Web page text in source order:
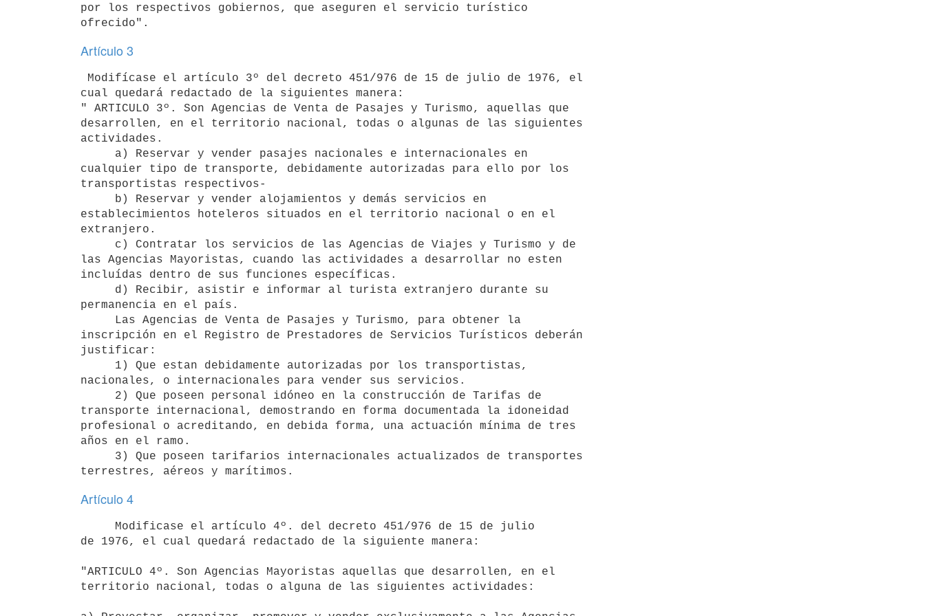
por los respectivos gobiernos, que aseguren el servicio turístico
Artículo 3
cual quedará redactado de la siguientes manera:
" ARTICULO 3º. Son Agencias de Venta de Pasajes y Turismo, aquellas que
desarrollen, en el territorio nacional, todas o algunas de las siguientes
actividades.
cualquier tipo de transporte, debidamente autorizadas para ello por los
transportistas respectivos-
establecimientos hoteleros situados en el territorio nacional o en el
extranjero.
las Agencias Mayoristas, cuando las actividades a desarrollar no esten
incluídas dentro de sus funciones específicas.
permanencia en el país.
inscripción en el Registro de Prestadores de Servicios Turísticos deberán
justificar:
nacionales, o internacionales para vender sus servicios.
transporte internacional, demostrando en forma documentada la idoneidad
profesional o acreditando, en debida forma, una actuación mínima de tres
años en el ramo.
Artículo 4
de 1976, el cual quedará redactado de la siguiente manera:
"ARTICULO 4º. Son Agencias Mayoristas aquellas que desarrollen, en el
territorio nacional, todas o alguna de las siguientes actividades: